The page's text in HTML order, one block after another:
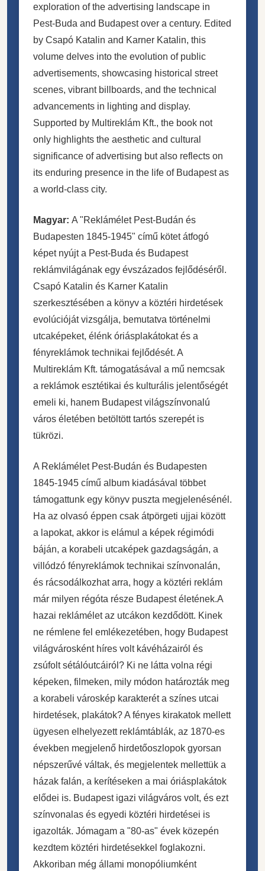
exploration of the advertising landscape in
Pest-Buda and Budapest over a century. Edited
by Csapó Katalin and Karner Katalin, this
volume delves into the evolution of public
advertisements, showcasing historical street
scenes, vibrant billboards, and the technical
advancements in lighting and display.
Supported by Multireklám Kft., the book not
only highlights the aesthetic and cultural
significance of advertising but also reflects on
its enduring presence in the life of Budapest as
a world-class city.
Magyar: A "Reklámélet Pest-Budán és
Budapesten 1845-1945" című kötet átfogó
képet nyújt a Pest-Buda és Budapest
reklámvilágának egy évszázados fejlődéséről.
Csapó Katalin és Karner Katalin
szerkesztésében a könyv a köztéri hirdetések
evolúcióját vizsgálja, bemutatva történelmi
utcaképeket, élénk óriásplakátokat és a
fényreklámok technikai fejlődését. A
Multireklám Kft. támogatásával a mű nemcsak
a reklámok esztétikai és kulturális jelentőségét
emeli ki, hanem Budapest világszínvonalú
város életében betöltött tartós szerepét is
tükrözi.
A Reklámélet Pest-Budán és Budapesten
1845-1945 című album kiadásával többet
támogattunk egy könyv puszta megjelenésénél.
Ha az olvasó éppen csak átpörgeti ujjai között
a lapokat, akkor is elámul a képek régimódi
báján, a korabeli utcaképek gazdagságán, a
villódzó fényreklámok technikai színvonalán,
és rácsodálkozhat arra, hogy a köztéri reklám
már milyen régóta része Budapest életének.A
hazai reklámélet az utcákon kezdődött. Kinek
ne rémlene fel emlékezetében, hogy Budapest
világvárosként híres volt kávéházairól és
zsúfolt sétálóutcáiról? Ki ne látta volna régi
képeken, filmeken, mily módon határozták meg
a korabeli városkép karakterét a színes utcai
hirdetések, plakátok? A fényes kirakatok mellett
ügyesen elhelyezett reklámtáblák, az 1870-es
években megjelenő hirdetőoszlopok gyorsan
népszerűvé váltak, és megjelentek mellettük a
házak falán, a kerítéseken a mai óriásplakátok
elődei is. Budapest igazi világváros volt, és ezt
színvonalas és egyedi köztéri hirdetései is
igazolták. Jómagam a "80-as" évek közepén
kezdtem köztéri hirdetésekkel foglakozni.
Akkoriban még állami monopóliumként